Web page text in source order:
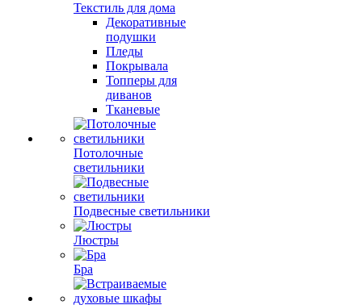
Текстиль для дома
Декоративные
подушки
Пледы
Покрывала
Топперы для
диванов
Тканевые
Потолочные
светильники
Подвесные светильники
Люстры
Бра